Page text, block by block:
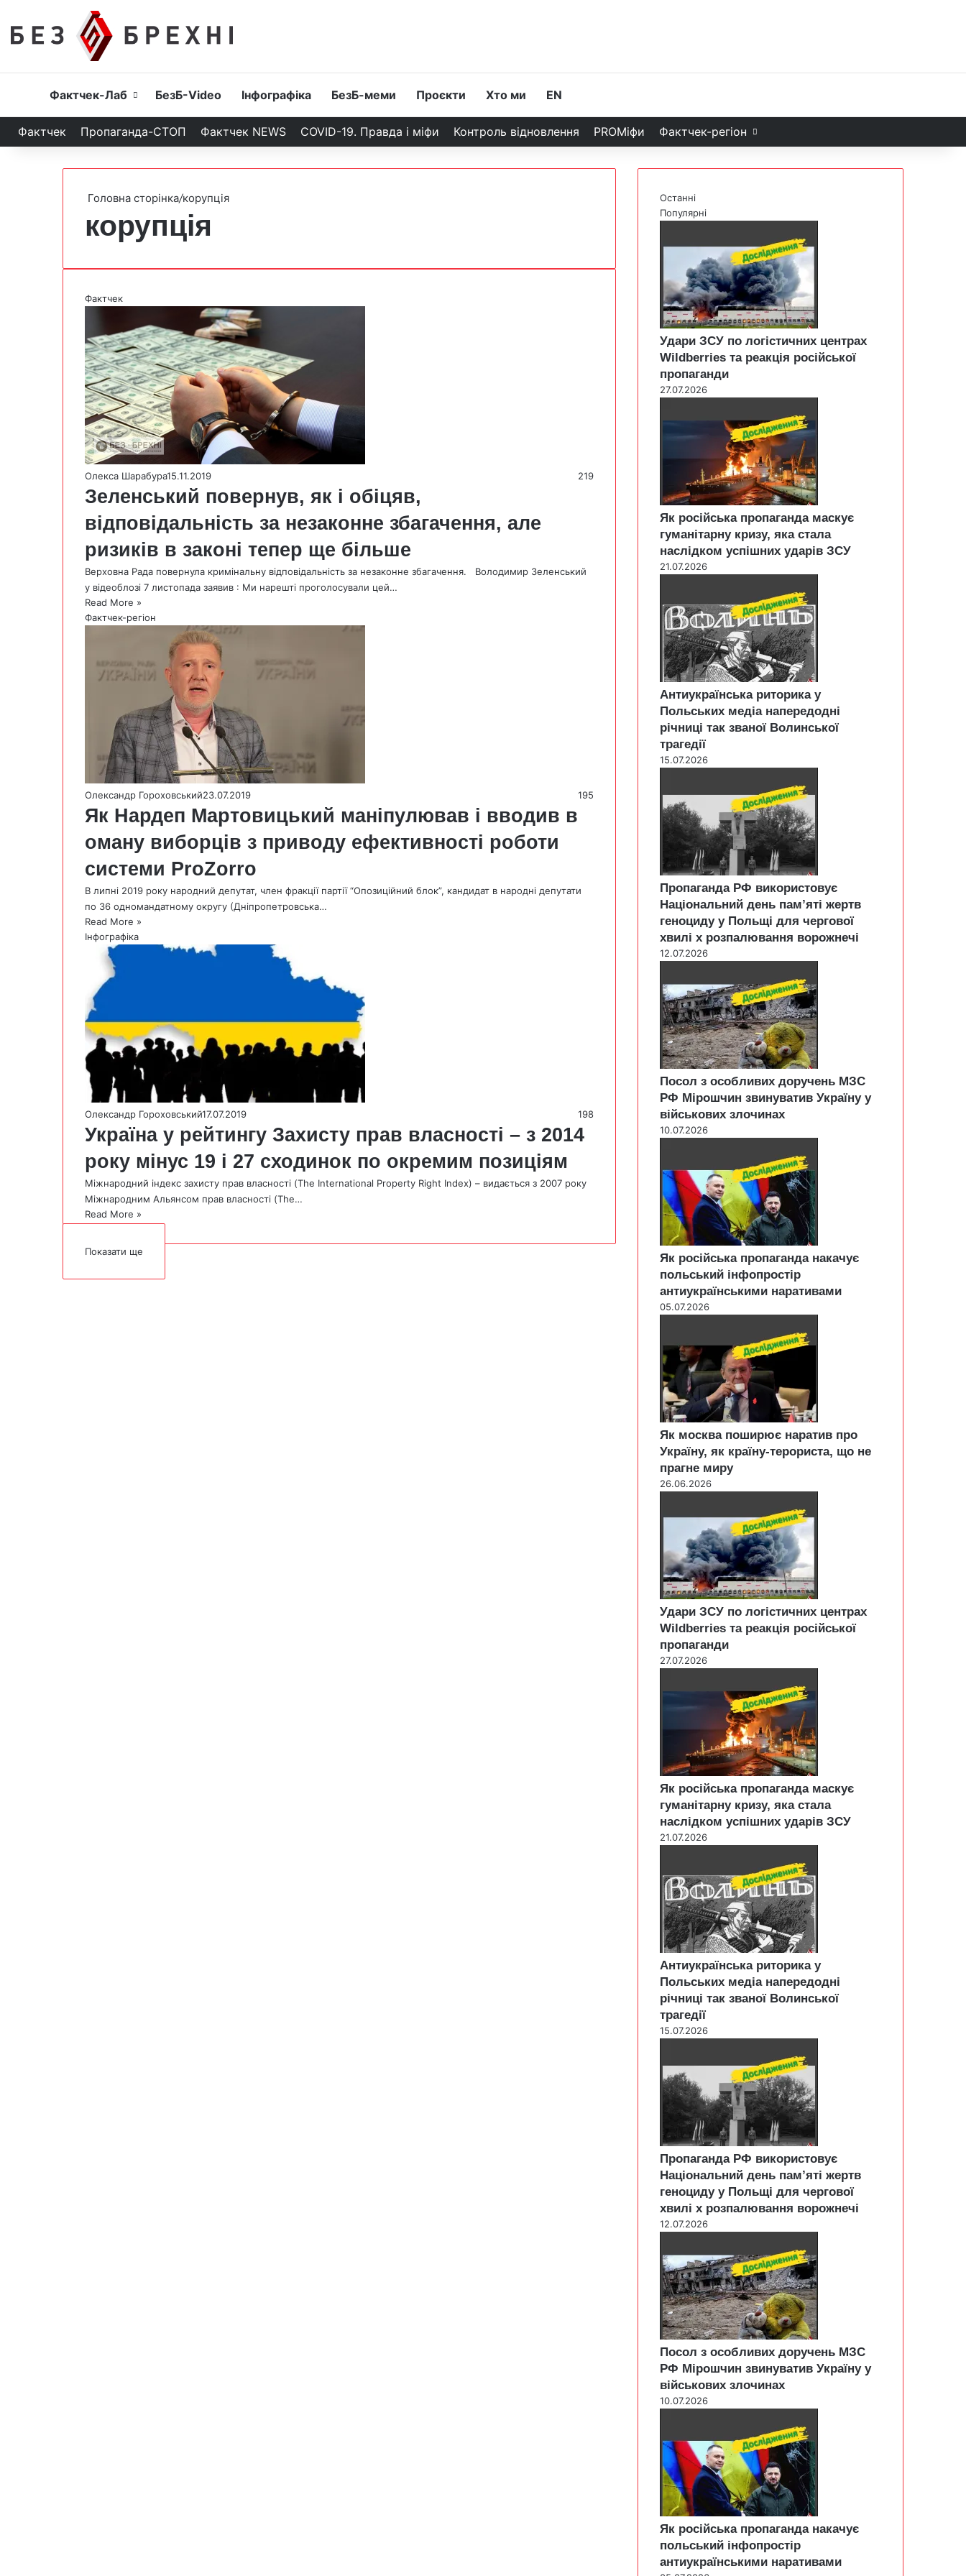
Головна
Фактчек-Лаб БезБ-Video Інфографіка БезБ-меми Проєкти Хто ми EN
Фактчек Пропаганда-СТОП Фактчек NEWS COVID-19. Правда і міфи Контроль відновлення PROМіфи Фактчек-регіон
Головна сторінка/корупція
корупція
Фактчек
Олекса Шарабура15.11.2019 219
Зеленський повернув, як і обіцяв,
відповідальність за незаконне збагачення, але
ризиків в законі тепер ще більше
Верховна Рада повернула кримінальну відповідальність за незаконне збагачення. Володимир Зеленський
у відеоблозі 7 листопада заявив : Ми нарешті проголосували цей…
Read More »
Фактчек-регіон
Олександр Гороховський23.07.2019 195
Як Нардеп Мартовицький маніпулював і вводив в
оману виборців з приводу ефективності роботи
системи ProZorro
В липні 2019 року народний депутат, член фракції партії “Опозиційний блок”, кандидат в народні депутати
по 36 одномандатному округу (Дніпропетровська…
Read More »
Інфографіка
Олександр Гороховський17.07.2019 198
Україна у рейтингу Захисту прав власності – з 2014
року мінус 19 і 27 сходинок по окремим позиціям
Міжнародний індекс захисту прав власності (The International Property Right Index) – видається з 2007 року
Міжнародним Альянсом прав власності (The…
Read More »
Показати ще
Останні
Популярні
Удари ЗСУ по логістичних центрах
Wildberries та реакція російської
пропаганди
27.07.2026
Як російська пропаганда маскує
гуманітарну кризу, яка стала
наслідком успішних ударів ЗСУ
21.07.2026
Антиукраїнська риторика у
Польських медіа напередодні
річниці так званої Волинської
трагедії
15.07.2026
Пропаганда РФ використовує
Національний день пам’яті жертв
геноциду у Польщі для чергової
хвилі х розпалювання ворожнечі
12.07.2026
Посол з особливих доручень МЗС
РФ Мірошчин звинуватив Україну у
військових злочинах
10.07.2026
Як російська пропаганда накачує
польський інфопростір
антиукраїнськими наративами
05.07.2026
Як москва поширює наратив про
Україну, як країну-терориста, що не
прагне миру
26.06.2026
Удари ЗСУ по логістичних центрах
Wildberries та реакція російської
пропаганди
27.07.2026
Як російська пропаганда маскує
гуманітарну кризу, яка стала
наслідком успішних ударів ЗСУ
21.07.2026
Антиукраїнська риторика у
Польських медіа напередодні
річниці так званої Волинської
трагедії
15.07.2026
Пропаганда РФ використовує
Національний день пам’яті жертв
геноциду у Польщі для чергової
хвилі х розпалювання ворожнечі
12.07.2026
Посол з особливих доручень МЗС
РФ Мірошчин звинуватив Україну у
військових злочинах
10.07.2026
Як російська пропаганда накачує
польський інфопростір
антиукраїнськими наративами